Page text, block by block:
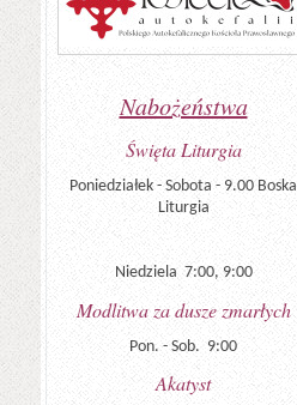
Nabożeństwa
Święta Liturgia
Poniedziałek - Sobota - 9.00 Boska
Liturgia
Niedziela 7:00, 9:00
Modlitwa za dusze zmarłych
Pon. - Sob. 9:00
Akatyst